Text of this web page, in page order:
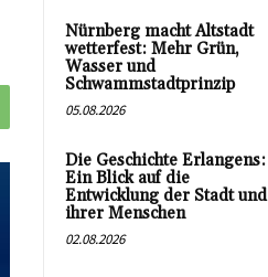
Nürnberg macht Altstadt
wetterfest: Mehr Grün,
Wasser und
Schwammstadtprinzip
05.08.2026
Die Geschichte Erlangens:
Ein Blick auf die
Entwicklung der Stadt und
ihrer Menschen
02.08.2026